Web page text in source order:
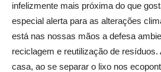
infelizmente mais próxima do que
especial alerta para as alterações
está nas nossas mãos a defesa
reciclagem e reutilização de
casa, ao se separar o lixo nos